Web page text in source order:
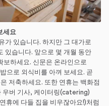
세요
가 있습니다. 하지만 그 대가로
있습니다. 앞으로 몇 개월 동안
보하세요. 신문은 온라인으로
으로 외식비를 아껴 보세요. 곧
저축하세요. 또한 연휴는 백화점
우버 기사, 케이터링(catering)
휴에 다들 집을 비우잖아요!)처럼